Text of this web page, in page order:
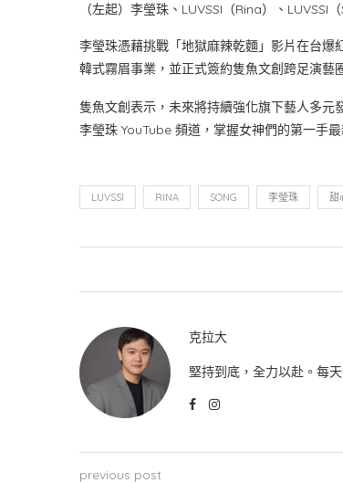
（左起）李瑩珠、LUVSSI（Rina）、LUVSSI
李瑩珠憑藉挑戰「地獄麻辣乾麵」影片在台
韓式霧眉事業，並正式簽約隻魚文創跨足演藝
隻魚文創表示，未來將持續強化旗下藝人多元
李瑩珠 YouTube 頻道，掌握女神們的第一手
LUVSSI RINA SONG 李瑩珠 甜
克拉大
堅持到底，全力以赴。每
previous post